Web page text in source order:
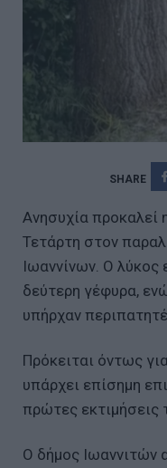
Ανησυχία προκαλεί
Τετάρτη στον
Ιωαννίνων. O λύκος
δεύτερη γέφυρα,
υπήρχαν
Πρόκειται όντως
υπάρχει επίσημη
πρώτες εκτιμήσεις
Ο δήμος Ιωαννιτών